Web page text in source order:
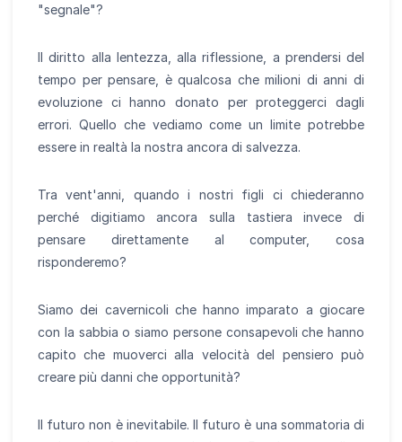
"segnale"?
Il diritto alla lentezza, alla riflessione, a prendersi del
tempo per pensare, è qualcosa che milioni di anni di
evoluzione ci hanno donato per proteggerci dagli
errori. Quello che vediamo come un limite potrebbe
essere in realtà la nostra ancora di salvezza.
Tra vent'anni, quando i nostri figli ci chiederanno
perché digitiamo ancora sulla tastiera invece di
pensare direttamente al computer, cosa
risponderemo?
Siamo dei cavernicoli che hanno imparato a giocare
con la sabbia o siamo persone consapevoli che hanno
capito che muoverci alla velocità del pensiero può
creare più danni che opportunità?
Il futuro non è inevitabile. Il futuro è una sommatoria di